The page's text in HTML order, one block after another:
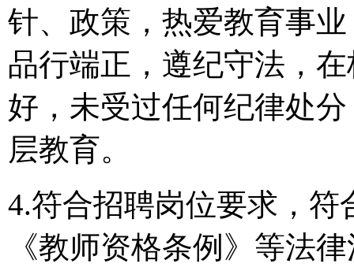
针、政策，热爱教育事
品行端正，遵纪守法，
好，未受过任何纪律处
层教育。
4.符合招聘岗位要求，
《教师资格条例》等法